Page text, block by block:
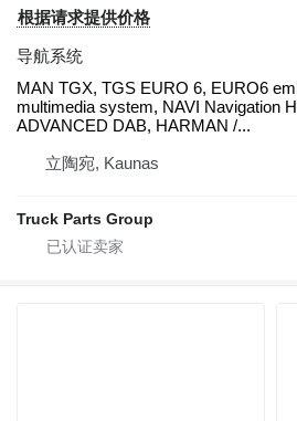
根据请求提供价格
导航系统
MAN TGX, TGS EURO 6, EURO6
multimedia system, NAVI Navigation
ADVANCED DAB, HARMAN /...
立陶宛, Kaunas
Truck Parts Group